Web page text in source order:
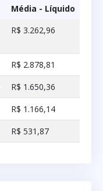
Média - Líquido
R$ 3.262,96
R$ 2.878,81
R$ 1.650,36
R$ 1.166,14
R$ 531,87